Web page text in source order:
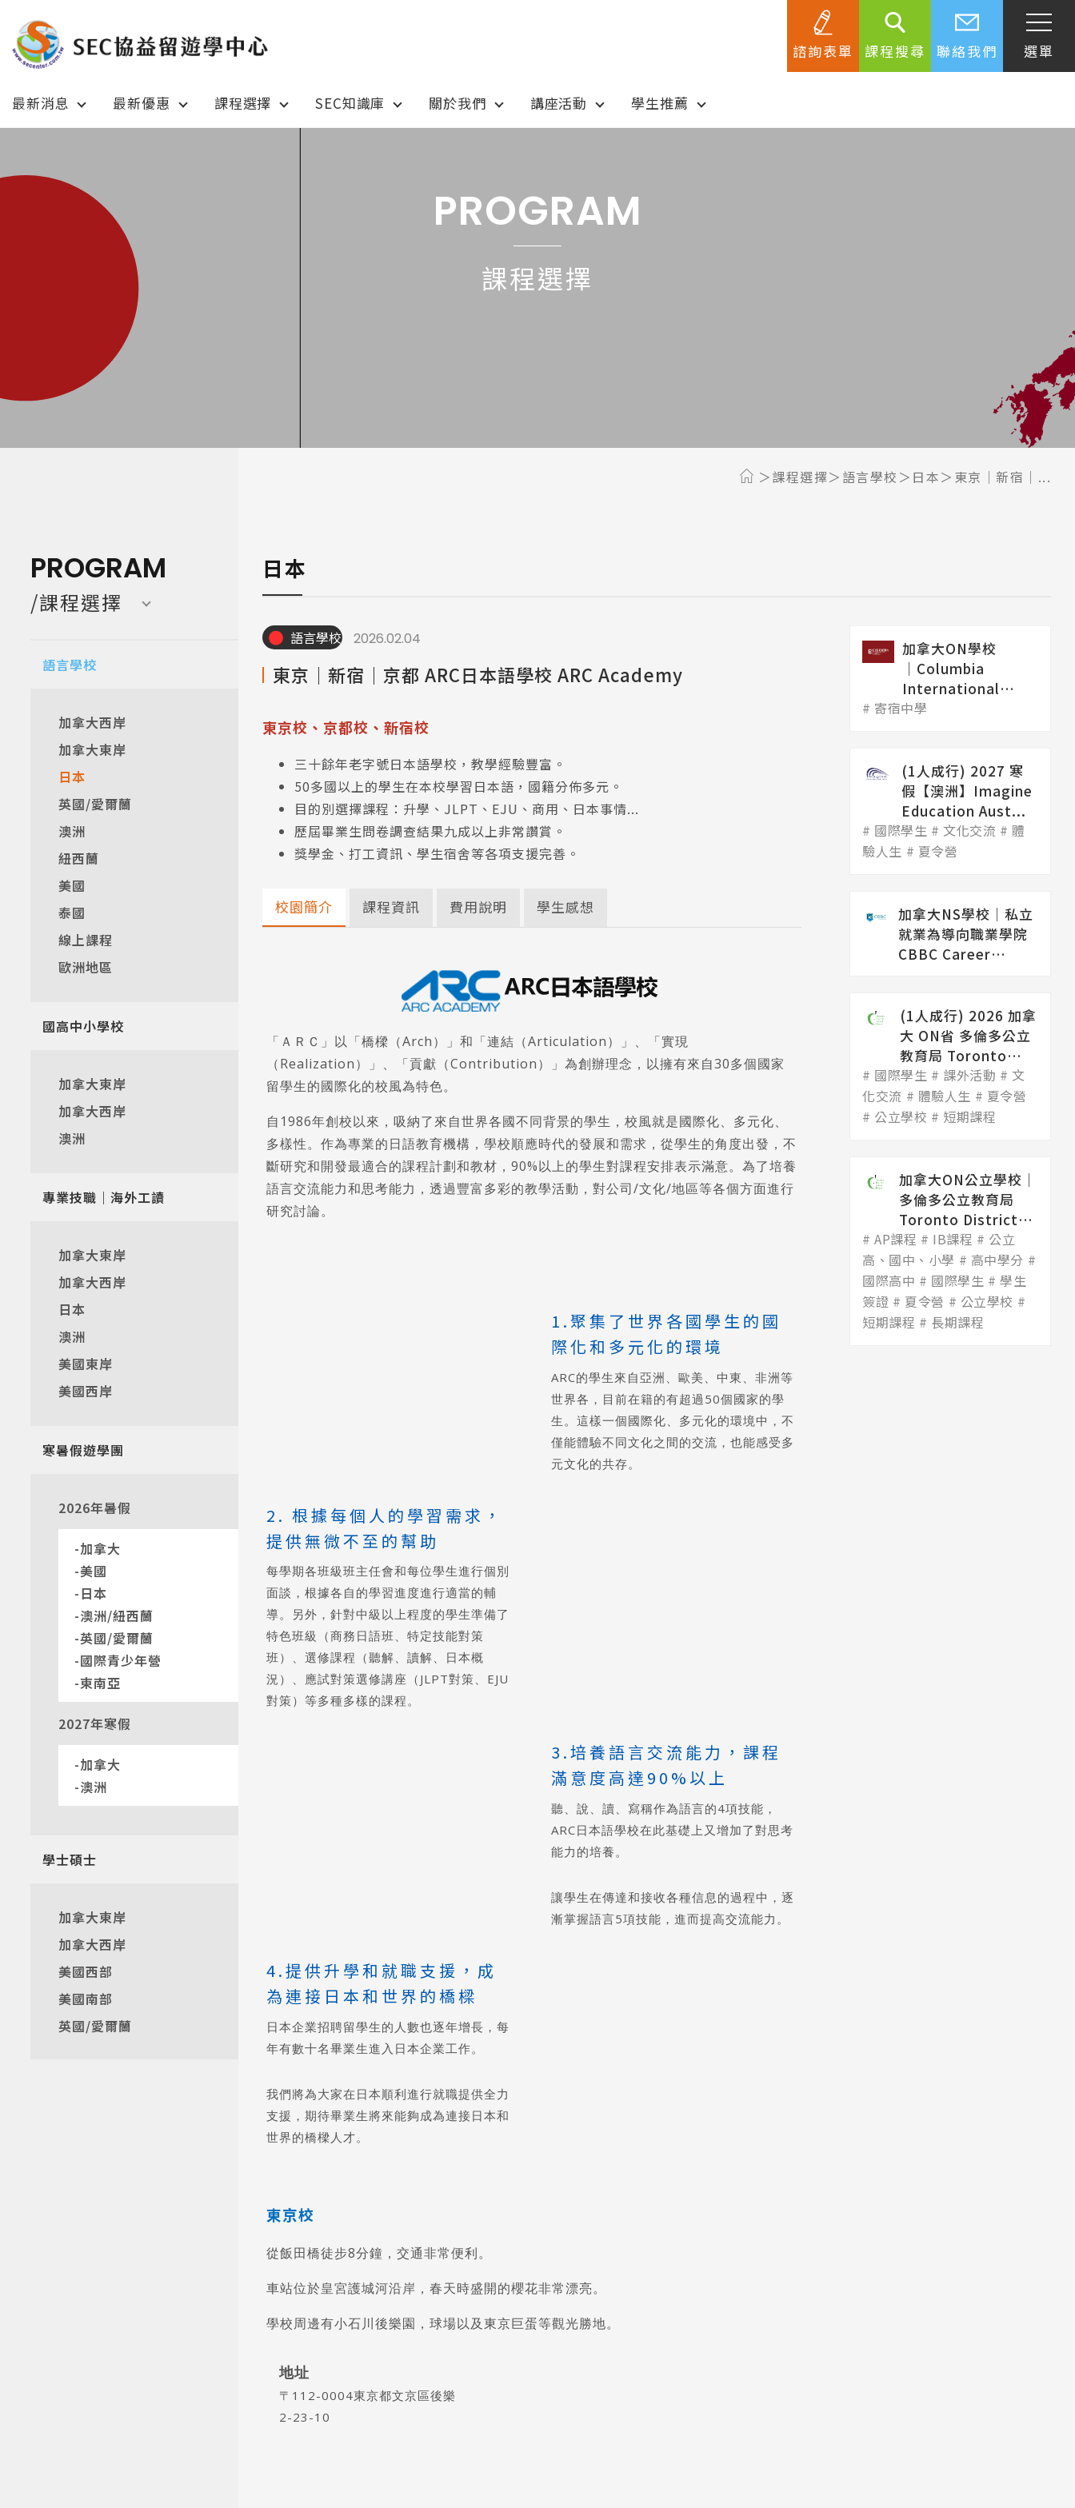
諮詢表單 課程搜尋 聯絡我們 選單
最新消息 最新優惠 課程選擇 SEC知識庫 關於我們 講座活動 學生推薦
任意門 遊學團
Latest News
綜合訊息
加拿大 Canada
日本 Japan
澳洲 Australia
英國 UK/愛爾蘭 Ireland
美國 USA
寒暑假遊學團 Camp
最新優惠
Program
語言學校
國高中小學校
專業技職｜海外工讀
PROGRAM
課程選擇
PROGRAM
/課程選擇
語言學校
加拿大西岸
加拿大東岸
日本
英國/愛爾蘭
澳洲
紐西蘭
美國
泰國
線上課程
歐洲地區
國高中小學校
加拿大東岸
加拿大西岸
澳洲
專業技職｜海外工讀
加拿大東岸
加拿大西岸
日本
澳洲
美國東岸
美國西岸
寒暑假遊學團
2026年暑假
加拿大
美國
日本
澳洲/紐西蘭
英國/愛爾蘭
國際青少年營
東南亞
2027年寒假
加拿大
澳洲
學士碩士
加拿大東岸
加拿大西岸
美國西部
美國南部
英國/愛爾蘭
課程選擇 語言學校 日本 東京｜新宿｜...
日本
語言學校 2026.02.04
東京｜新宿｜京都 ARC日本語學校 ARC Academy
東京校、京都校、新宿校
三十餘年老字號日本語學校，教學經驗豐富。
50多國以上的學生在本校學習日本語，國籍分佈多元。
目的別選擇課程：升學、JLPT、EJU、商用、日本事情...
歷屆畢業生問卷調查結果九成以上非常讚賞。
獎學金、打工資訊、學生宿舍等各項支援完善。
校園簡介
「ＡＲＣ」以「橋樑（Arch）」和「連結（Articulation）」、「實現
（Realization）」、「貢獻（Contribution）」為創辦理念，以擁有來自30多個國家
留學生的國際化的校風為特色。
自1986年創校以來，吸納了來自世界各國不同背景的學生，校風就是國際化、多元化、
多樣性。作為專業的日語教育機構，學校順應時代的發展和需求，從學生的角度出發，不
斷研究和開發最適合的課程計劃和教材，90%以上的學生對課程安排表示滿意。為了培養
語言交流能力和思考能力，透過豐富多彩的教學活動，對公司/文化/地區等各個方面進行
研究討論。
1.聚集了世界各國學生的國
際化和多元化的環境
ARC的學生來自亞洲、歐美、中東、非洲等
世界各，目前在籍的有超過50個國家的學
生。這樣一個國際化、多元化的環境中，不
僅能體驗不同文化之間的交流，也能感受多
元文化的共存。
2. 根據每個人的學習需求，
提供無微不至的幫助
每學期各班級班主任會和每位學生進行個別
面談，根據各自的學習進度進行適當的輔
導。另外，針對中級以上程度的學生準備了
特色班級（商務日語班、特定技能對策
班）、選修課程（聽解、讀解、日本概
況）、應試對策選修講座（JLPT對策、EJU
對策）等多種多樣的課程。
3.培養語言交流能力，課程
滿意度高達90%以上
聽、說、讀、寫稱作為語言的4項技能，
ARC日本語學校在此基礎上又增加了對思考
能力的培養。
讓學生在傳達和接收各種信息的過程中，逐
漸掌握語言5項技能，進而提高交流能力。
4.提供升學和就職支援，成
為連接日本和世界的橋樑
日本企業招聘留學生的人數也逐年增長，每
年有數十名畢業生進入日本企業工作。
我們將為大家在日本順利進行就職提供全力
支援，期待畢業生將來能夠成為連接日本和
世界的橋樑人才。
東京校
從飯田橋徒步8分鐘，交通非常便利。
車站位於皇宮護城河沿岸，春天時盛開的櫻花非常漂亮。
學校周邊有小石川後樂園，球場以及東京巨蛋等觀光勝地。
地址
〒112-0004東京都文京區後樂
2-23-10
課程資訊 費用說明 學生感想
加拿大ON學校
│Columbia
International
College 哥...
寄宿中學
(1人成行) 2027 寒
假【澳洲】Imagine
Education Aust...
國際學生 文化交流
體
驗人生
夏令營
加拿大NS學校│私立
就業為導向職業學院
CBBC Career
(1人成行) 2026 加拿
大 ON省 多倫多公立
教育局 Toronto
Dis...
國際學生 課外活動
文
化交流
體驗人生
夏令營
公立學校
短期課程
加拿大ON公立學校│
多倫多公立教育局
Toronto District
Scho...
AP課程 IB課程
公立
高、國中、小學
高中學分
國際高中
國際學生
學生
簽證
夏令營
公立學校
短期課程
長期課程